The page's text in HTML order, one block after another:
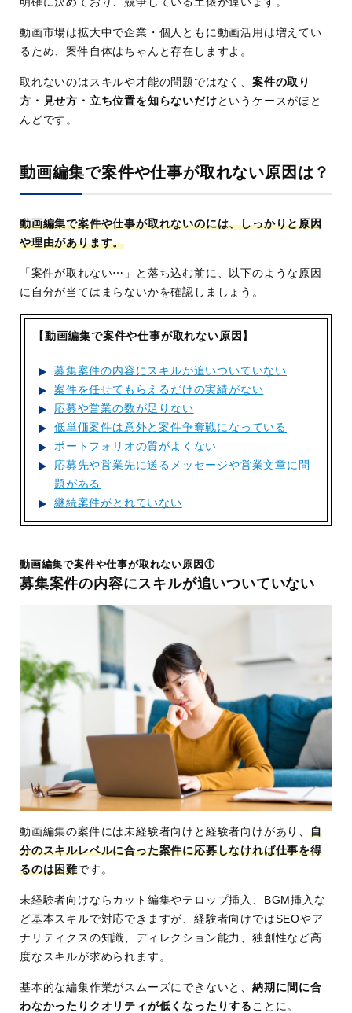
動画市場は拡大中で企業・個人ともに動画活用は増えてい
るため、案件自体はちゃんと存在しますよ。
取れないのはスキルや才能の問題ではなく、 案件の取り
方・見せ方・立ち位置を知らないだけ というケースがほと
んどです。
動画編集で案件や仕事が取れない原因は？
動画編集で案件や仕事が取れないのには、しっかりと原因
や理由があります。
「案件が取れない⋯」と落ち込む前に、以下のような原因
に自分が当てはまらないかを確認しましょう。
【動画編集で案件や仕事が取れない原因】
募集案件の内容にスキルが追いついていない
案件を任せてもらえるだけの実績がない
応募や営業の数が足りない
低単価案件は意外と案件争奪戦になっている
ポートフォリオの質がよくない
応募先や営業先に送るメッセージや営業文章に問
題がある
継続案件がとれていない
動画編集で案件や仕事が取れない原因①
募集案件の内容にスキルが追いついていない
動画編集の案件には未経験者向けと経験者向けがあり、 自
分のスキルレベルに合った案件に応募しなければ仕事を得
るのは困難です。
未経験者向けならカット編集やテロップ挿入、BGM挿入な
ど基本スキルで対応できますが、経験者向けではSEOやア
ナリティクスの知識、ディレクション能力、独創性など高
度なスキルが求められます。
基本的な編集作業がスムーズにできないと、 納期に間に合
わなかったりクオリティが低くなったりする ことに。